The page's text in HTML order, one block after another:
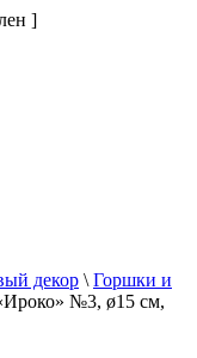
]
декор \ Горшки и
№3, ø15 см,